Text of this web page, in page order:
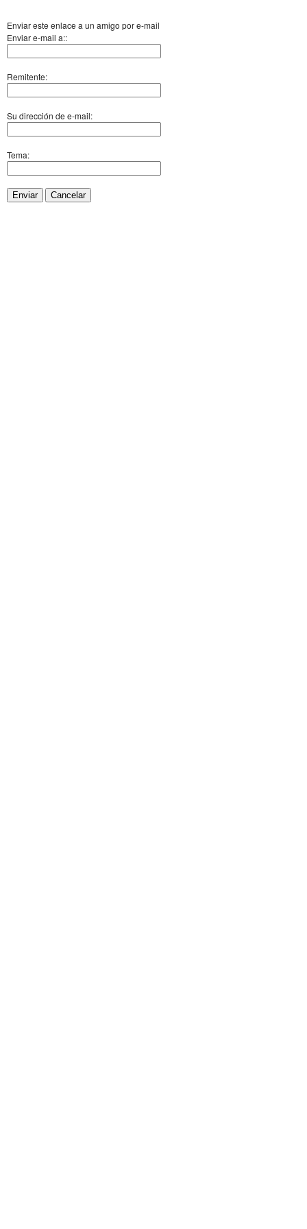
Enviar este enlace a un amigo por e-mail
Enviar e-mail a::
Remitente:
Su dirección de e-mail:
Tema:
Enviar Cancelar